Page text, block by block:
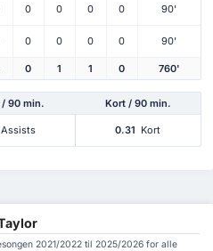
0 0 0 0 90'
0 0 0 0 90'
0 1 1 0 760'
/ 90 min. Kort / 90 min.
Assists 0.31 Kort
2021/2022 til 2025/2026 for alle